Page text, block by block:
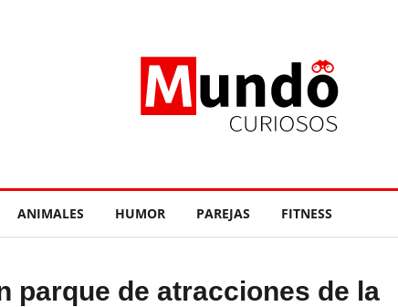
ANIMALES HUMOR PAREJAS FITNESS
parque de atracciones de la